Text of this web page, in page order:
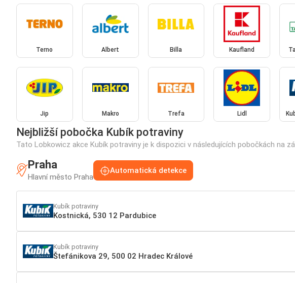
Terno Albert Billa Kaufland
Jip Makro Trefa Lidl
Nejbližší pobočka Kubík potraviny
Tato Lobkowicz akce Kubík potraviny je k dispozici v následujících pobočkách na
Praha
Hlavní město Praha
Automatická detekce
Kubík potraviny
Kostnická, 530 12 Pardubice
Kubík potraviny
Štefánikova 29, 500 02 Hradec Králové